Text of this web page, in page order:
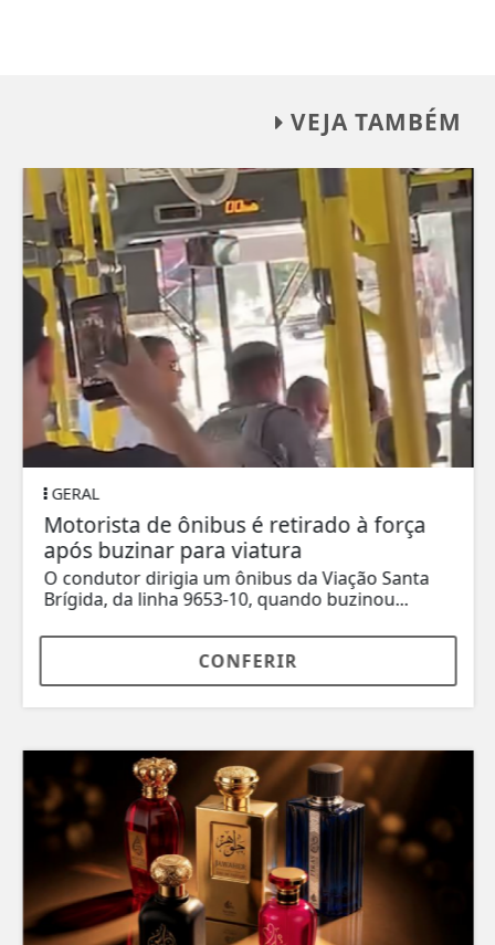
VEJA TAMBÉM
GERAL
Motorista de ônibus é retirado à força
após buzinar para viatura
O condutor dirigia um ônibus da Viação Santa
Brígida, da linha 9653-10, quando buzinou...
CONFERIR